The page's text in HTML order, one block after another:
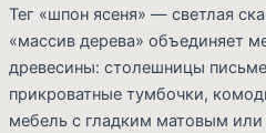
Тег «шпон ясеня» — светлая
«массив дерева» объединяет
древесины: столешницы
прикроватные тумбочки,
мебель с гладким матовым